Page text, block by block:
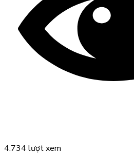
4.734 lượt xem